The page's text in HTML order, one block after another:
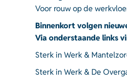
Voor rouw op de
Binnenkort volgen
Via onderstaande links
Sterk in Werk &
Sterk in Werk & De